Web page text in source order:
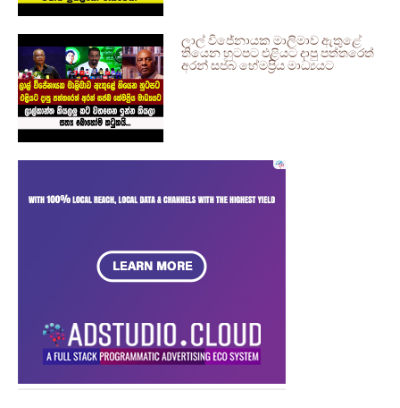
ලාල් විජේනායක මාලිමාව ඇතුළේ
තියෙන හුටපට එළියට දාපු පත්තරෙත්
අරන් සජබ හේමප්‍රිය මාධ්‍යයට